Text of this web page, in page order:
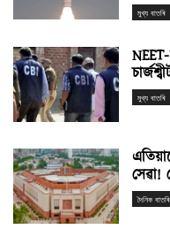
মুখ্য বাতৰি
মুখ্য বাতৰি
দৈনিক বাতৰি